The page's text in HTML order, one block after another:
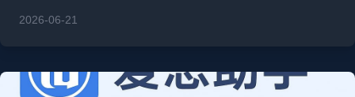
2026-06-21